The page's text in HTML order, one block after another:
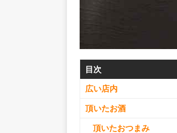
目次
広い店内
頂いたお酒
頂いたおつまみ